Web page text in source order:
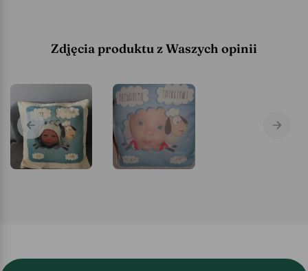
Zdjęcia produktu z Waszych opinii